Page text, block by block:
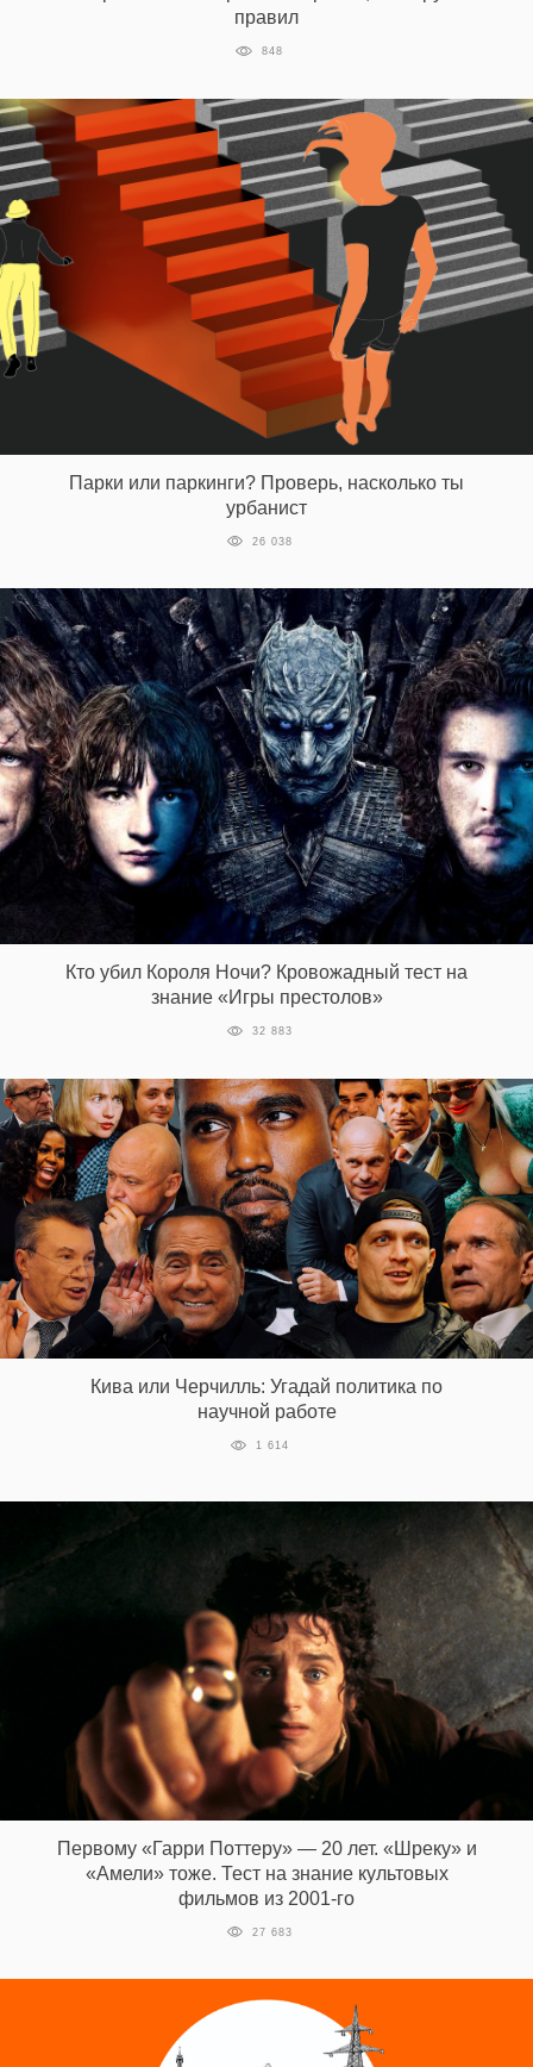
правил
848
Парки или паркинги? Проверь, насколько ты
урбанист
26 038
Кто убил Короля Ночи? Кровожадный тест на
знание «Игры престолов»
32 883
Кива или Черчилль: Угадай политика по
научной работе
1 614
Первому «Гарри Поттеру» — 20 лет. «Шреку» и
«Амели» тоже. Тест на знание культовых
фильмов из 2001-го
27 683